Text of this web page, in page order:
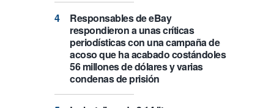
Responsables de eBay
respondieron a unas críticas
periodísticas con una campaña de
acoso que ha acabado costándoles
56 millones de dólares y varias
condenas de prisión